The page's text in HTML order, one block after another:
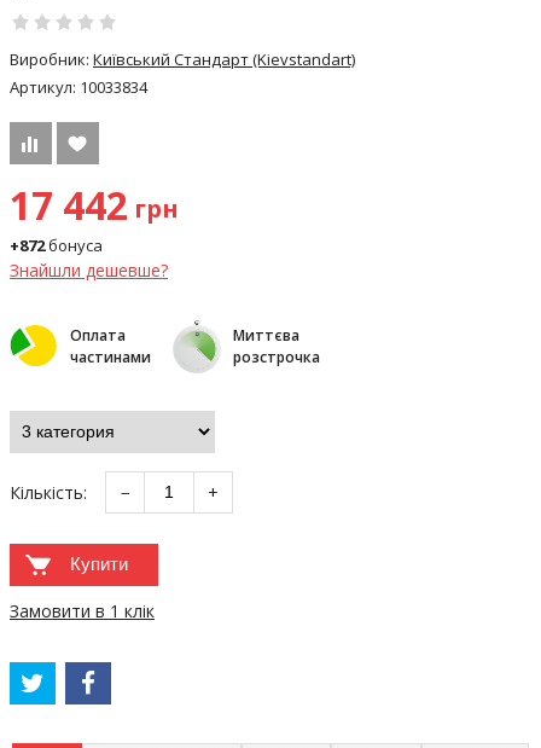
Виробник: Київський Стандарт (Kievstandart)
Артикул: 10033834
17 442 грн
+872бонуса
Знайшли дешевше?
Оплата
частинами
Миттєва
розстрочка
Кількість: − +
Купити
Замовити в 1 клік